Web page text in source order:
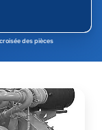
des pièces